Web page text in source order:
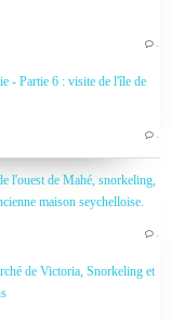
…
- Partie 6 : visite de l'île de
…
l'ouest de Mahé, snorkeling,
maison seychelloise.
…
de Victoria, Snorkeling et